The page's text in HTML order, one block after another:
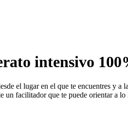
intensivo
el lugar en el que te encuentres y
un facilitador que te puede orientar a